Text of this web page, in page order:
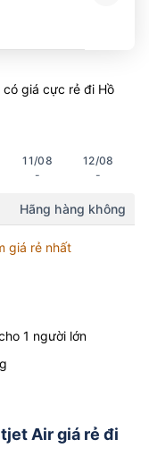
giá cực rẻ đi Hồ
11/08
-
12/08
-
Hãng hàng không
giá rẻ nhất
1 người lớn
Air giá rẻ đi